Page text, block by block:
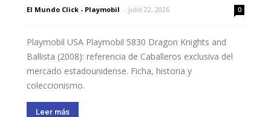
El Mundo Click - Playmobil - julio 22, 2026 0
Playmobil USA Playmobil 5830 Dragon Knights and
Ballista (2008): referencia de Caballeros exclusiva del
mercado estadounidense. Ficha, historia y
coleccionismo.
Leer más